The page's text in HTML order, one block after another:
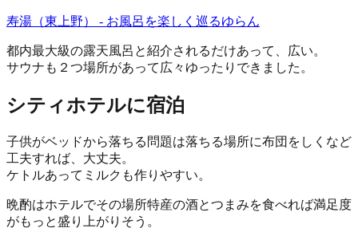
寿湯（東上野） - お風呂を楽しく巡るゆらん
都内最大級の露天風呂と紹介されるだけあって、広い。
サウナも２つ場所があって広々ゆったりできました。
シティホテルに宿泊
子供がベッドから落ちる問題は落ちる場所に布団をしくなど
工夫すれば、大丈夫。
ケトルあってミルクも作りやすい。
晩酌はホテルでその場所特産の酒とつまみを食べれば満足度
がもっと盛り上がりそう。